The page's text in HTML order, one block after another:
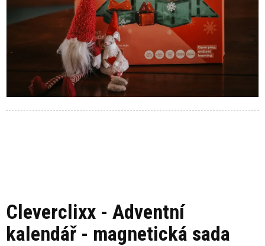
Cleverclixx - Adventní
kalendář - magnetická sada